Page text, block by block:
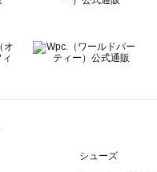
シューズ